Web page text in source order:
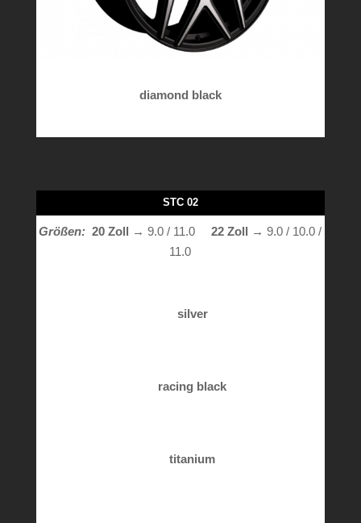
diamond black
STC 02
Größen:20 Zoll → 9.0 / 11.022 Zoll →9.0 / 10.0 /
11.0
silver
racing black
titanium